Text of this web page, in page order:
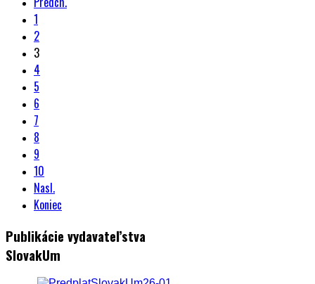
1
2
3
4
5
6
7
8
9
10
Nasl.
Koniec
Publikácie vydavateľstva
SlovakUm